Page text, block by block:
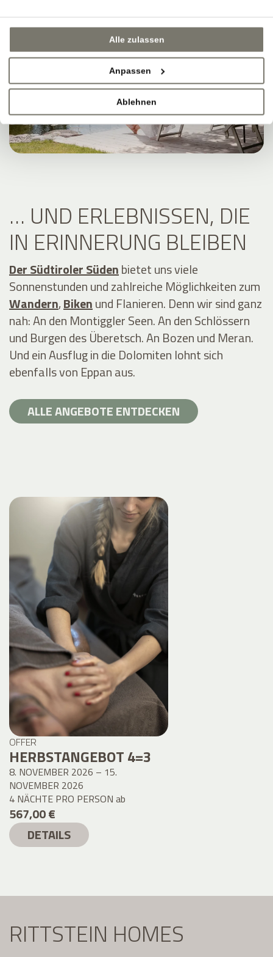
Alle zulassen
Anpassen
Ablehnen
… UND ERLEBNISSEN, DIE
IN ERINNERUNG BLEIBEN
Der Südtiroler Südenbietet uns viele
Sonnenstunden und zahlreiche Möglichkeiten zum
Wandern,Bikenund Flanieren. Denn wir sind ganz
nah: An den Montiggler Seen. An den Schlössern
und Burgen des Überetsch. An Bozen und Meran.
Und ein Ausflug in die Dolomiten lohnt sich
ebenfalls von Eppan aus.
ALLE ANGEBOTE ENTDECKEN
OFFER
HERBSTANGEBOT 4=3
8. NOVEMBER 2026 – 15.
NOVEMBER 2026
4 NÄCHTE PRO PERSON ab
567,00 €
DETAILS
RITTSTEIN HOMES